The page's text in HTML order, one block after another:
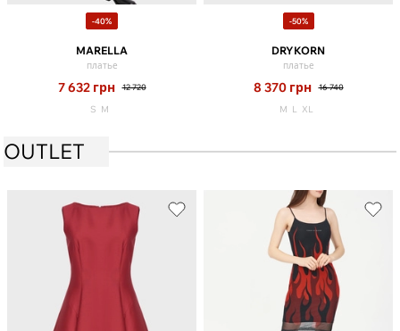
-40%
MARELLA
платье
7 632 грн 12 720
S M
-50%
DRYKORN
платье
8 370 грн 16 740
M L XL
OUTLET